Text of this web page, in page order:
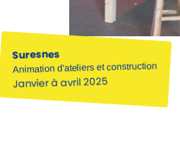
Suresnes
Animation d'ateliers et construction
Janvier à avril 2025